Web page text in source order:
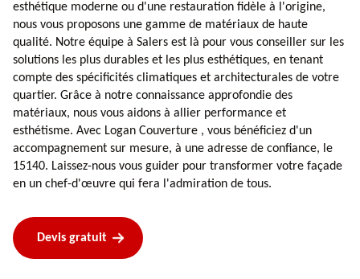
esthétique moderne ou d'une restauration fidèle à l'origine,
nous vous proposons une gamme de matériaux de haute
qualité. Notre équipe à Salers est là pour vous conseiller sur les
solutions les plus durables et les plus esthétiques, en tenant
compte des spécificités climatiques et architecturales de votre
quartier. Grâce à notre connaissance approfondie des
matériaux, nous vous aidons à allier performance et
esthétisme. Avec Logan Couverture , vous bénéficiez d'un
accompagnement sur mesure, à une adresse de confiance, le
15140. Laissez-nous vous guider pour transformer votre façade
en un chef-d'œuvre qui fera l'admiration de tous.
Devis gratuit